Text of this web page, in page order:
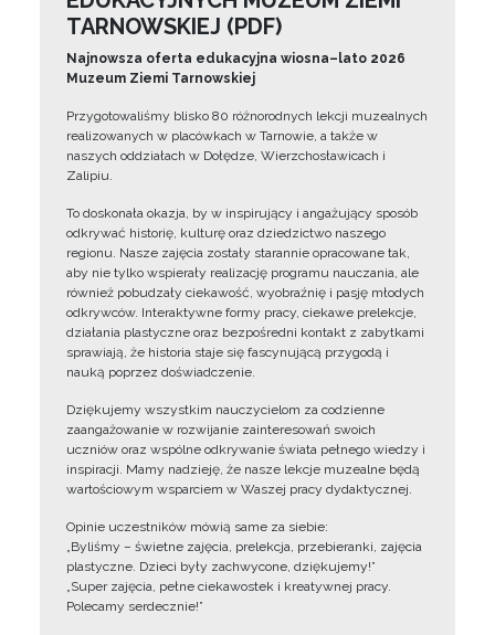
TARNOWSKIEJ (PDF)
Najnowsza oferta edukacyjna wiosna–lato 2026
Muzeum Ziemi Tarnowskiej
Przygotowaliśmy blisko 80 różnorodnych lekcji muzealnych
realizowanych w placówkach w Tarnowie, a także w
naszych oddziałach w Dołędze, Wierzchosławicach i
Zalipiu.
To doskonała okazja, by w inspirujący i angażujący sposób
odkrywać historię, kulturę oraz dziedzictwo naszego
regionu. Nasze zajęcia zostały starannie opracowane tak,
aby nie tylko wspierały realizację programu nauczania, ale
również pobudzały ciekawość, wyobraźnię i pasję młodych
odkrywców. Interaktywne formy pracy, ciekawe prelekcje,
działania plastyczne oraz bezpośredni kontakt z zabytkami
sprawiają, że historia staje się fascynującą przygodą i
nauką poprzez doświadczenie.
Dziękujemy wszystkim nauczycielom za codzienne
zaangażowanie w rozwijanie zainteresowań swoich
uczniów oraz wspólne odkrywanie świata pełnego wiedzy i
inspiracji. Mamy nadzieję, że nasze lekcje muzealne będą
wartościowym wsparciem w Waszej pracy dydaktycznej.
Opinie uczestników mówią same za siebie:
„Byliśmy – świetne zajęcia, prelekcja, przebieranki, zajęcia
plastyczne. Dzieci były zachwycone, dziękujemy!”
„Super zajęcia, pełne ciekawostek i kreatywnej pracy.
Polecamy serdecznie!”